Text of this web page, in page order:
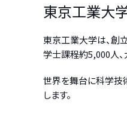
東京工業大
東京工業大学は、創
学士課程約5,000人
世界を舞台に科学技
します。